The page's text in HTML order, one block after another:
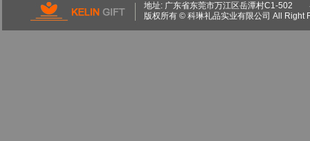
地址: 广东省东莞市万江区岳潭村C1-502
版权所有 © 科琳礼品实业有限公司 All